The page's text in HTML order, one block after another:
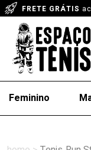
FRETE GRÁTIS
Feminino